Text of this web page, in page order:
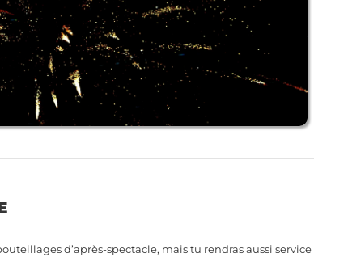
d’après-spectacle, mais tu rendras aussi service